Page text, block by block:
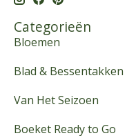
Categorieën
Bloemen
Blad & Bessentakken
Van Het Seizoen
Boeket Ready to Go